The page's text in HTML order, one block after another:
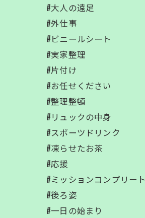
#大人の遠足
#外仕事
#ビニールシート
#実家整理
#片付け
#お任せください
#整理整頓
#リュックの中身
#スポーツドリンク
#凍らせたお茶
#応援
#ミッションコンプリート
#後ろ姿
#一日の始まり